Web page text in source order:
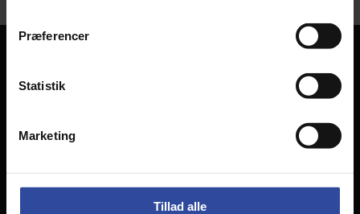
Præferencer
Statistik
Marketing
Tillad alle
Bjørnkærvej 16
Tlf:75 68 73 00
info@hk-totalbyg.dk